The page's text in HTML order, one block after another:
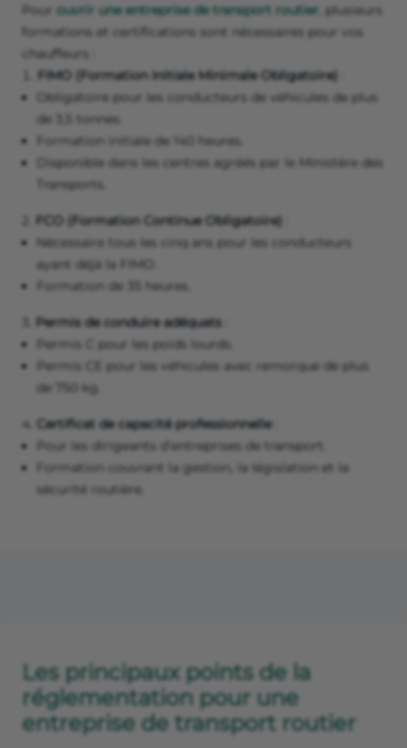
Pour ouvrir une entreprise de transport routier , plusieurs
formations et certifications sont nécessaires pour vos
chauffeurs :
FIMO (Formation Initiale Minimale Obligatoire)
Obligatoire pour les conducteurs de véhicules de plus
de 3,5 tonnes.
Formation initiale de 140 heures.
Disponible dans les centres agréés par le Ministère des
Transports.
FCO (Formation Continue Obligatoire)
Nécessaire tous les cinq ans pour les conducteurs
ayant déjà la FIMO.
Formation de 35 heures.
Permis de conduire adéquats
Permis C pour les poids lourds.
Permis CE pour les véhicules avec remorque de plus
de 750 kg.
4. Certificat de capacité professionnelle:
Pour les dirigeants d’entreprises de transport.
Formation couvrant la gestion, la législation et la
sécurité routière.
Les principaux points de la
réglementation pour une
entreprise de transport routier